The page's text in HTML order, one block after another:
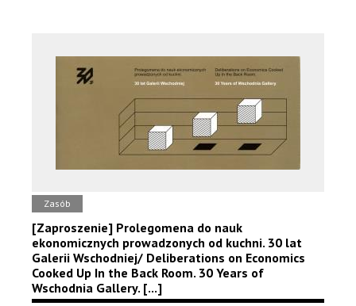
Zasób
[Zaproszenie] Prolegomena do nauk
ekonomicznych prowadzonych od kuchni. 30 lat
Galerii Wschodniej/ Deliberations on Economics
Cooked Up In the Back Room. 30 Years of
Wschodnia Gallery. [...]